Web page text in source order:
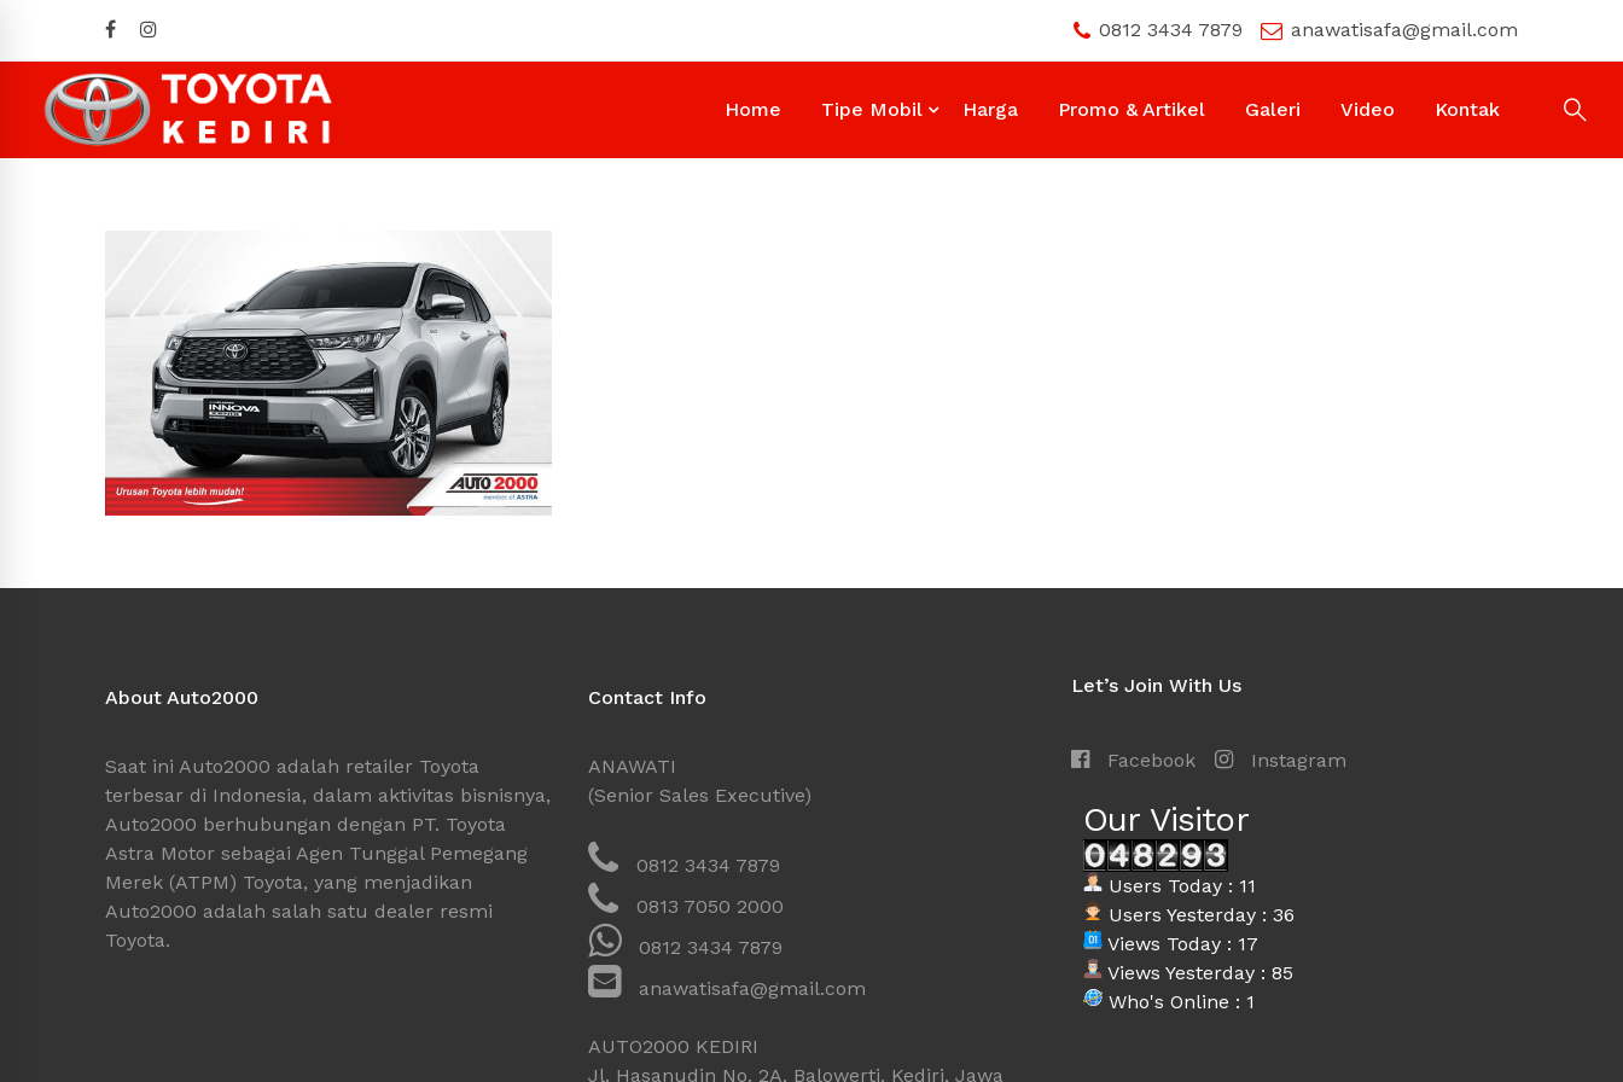
0812 3434 7879 anawatisafa@gmail.com
Home Tipe Mobil Harga Promo & Artikel Galeri Video Kontak
About Auto2000
Saat ini Auto2000 adalah retailer Toyota
terbesar di Indonesia, dalam aktivitas bisnisnya,
Auto2000 berhubungan dengan PT. Toyota
Astra Motor sebagai Agen Tunggal Pemegang
Merek (ATPM) Toyota, yang menjadikan
Auto2000 adalah salah satu dealer resmi
Toyota.
Contact Info
ANAWATI
(Senior Sales Executive)
0812 3434 7879
0813 7050 2000
0812 3434 7879
anawatisafa@gmail.com
AUTO2000 KEDIRI
Jl. Hasanudin No. 2A, Balowerti, Kediri, Jawa
Let’s Join With Us
Facebook Instagram
Our Visitor
Users Today : 11
Users Yesterday : 36
Views Today : 17
Views Yesterday : 85
Who's Online : 1